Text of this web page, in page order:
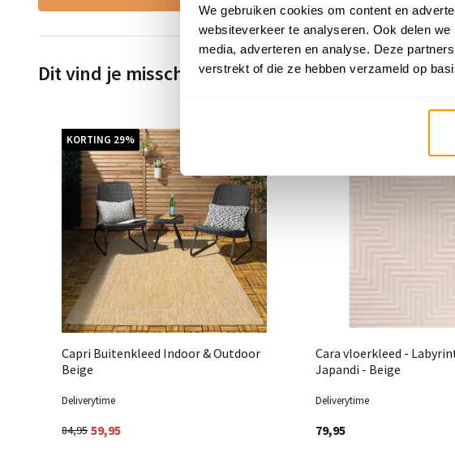
We gebruiken cookies om content en
websiteverkeer te analyseren. Ook delen
media, adverteren en analyse. Deze
verstrekt of die ze hebben verzameld op
Dit vind je misschien ook leuk
KORTING 29%
Capri Buitenkleed Indoor & Outdoor
Beige
Deliverytime
84,95 59,95
Cara vloerkleed -
Japandi - Beige
Deliverytime
79,95